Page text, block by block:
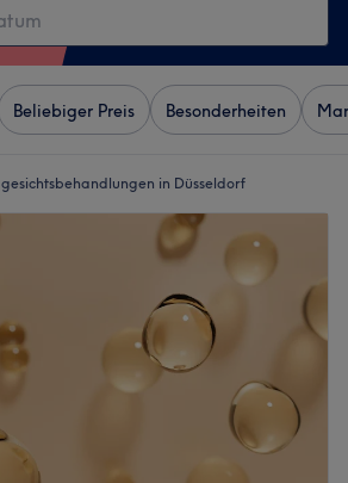
Beliebiger Preis Besonderheiten
gesichtsbehandlungen in Düsseldorf